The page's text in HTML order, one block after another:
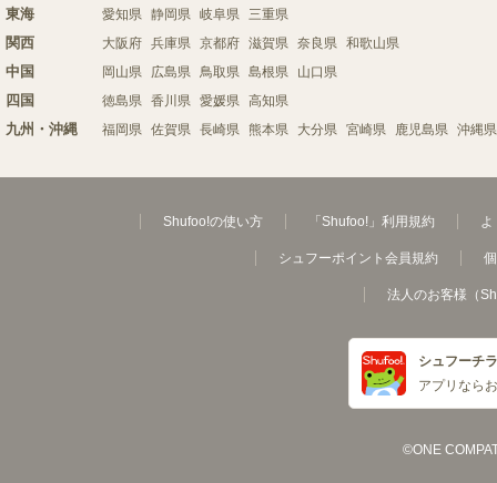
東海 愛知県 静岡県 岐阜県 三重県
関西 大阪府 兵庫県 京都府 滋賀県 奈良県 和歌山県
中国 岡山県 広島県 鳥取県 島根県 山口県
四国 徳島県 香川県 愛媛県 高知県
九州・沖縄 福岡県 佐賀県 長崎県 熊本県 大分県 宮崎県 鹿児島県 沖縄県
Shufoo!の使い方 「Shufoo!」利用規約 よ
シュフーポイント会員規約
法人のお客様（
シュフーチ
アプリなら
©ONE